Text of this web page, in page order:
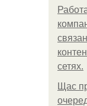
сетях.
Щас